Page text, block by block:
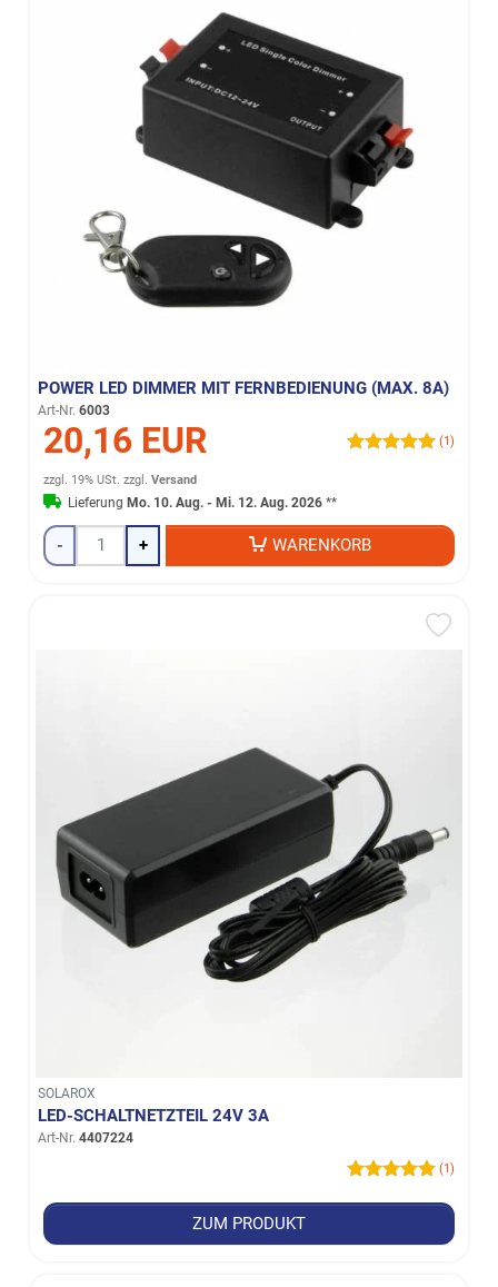
POWER LED DIMMER MIT FERNBEDIENUNG (MAX. 8A)
Art-Nr. 6003
20,16 EUR (1)
zzgl. 19% USt. zzgl.Versand
Lieferung Mo. 10. Aug. - Mi. 12. Aug. 2026 **
- + WARENKORB
SOLAROX
LED-SCHALTNETZTEIL 24V 3A
Art-Nr. 4407224
(1)
ZUM PRODUKT